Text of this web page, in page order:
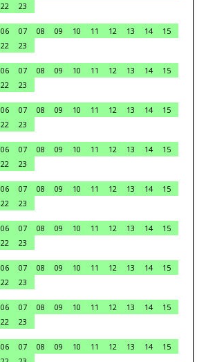
22
23
06 07 08 09 10 11 12 13 14
15
22
23
06 07 08 09 10 11 12 13 14
15
22
23
06 07 08 09 10 11 12 13 14
15
22
23
06 07 08 09 10 11 12 13 14
15
22
23
06 07 08 09 10 11 12 13 14
15
22
23
06 07 08 09 10 11 12 13 14
15
22
23
06 07 08 09 10 11 12 13 14
15
22
23
06 07 08 09 10 11 12 13 14
15
22
23
06 07 08 09 10 11 12 13 14
15